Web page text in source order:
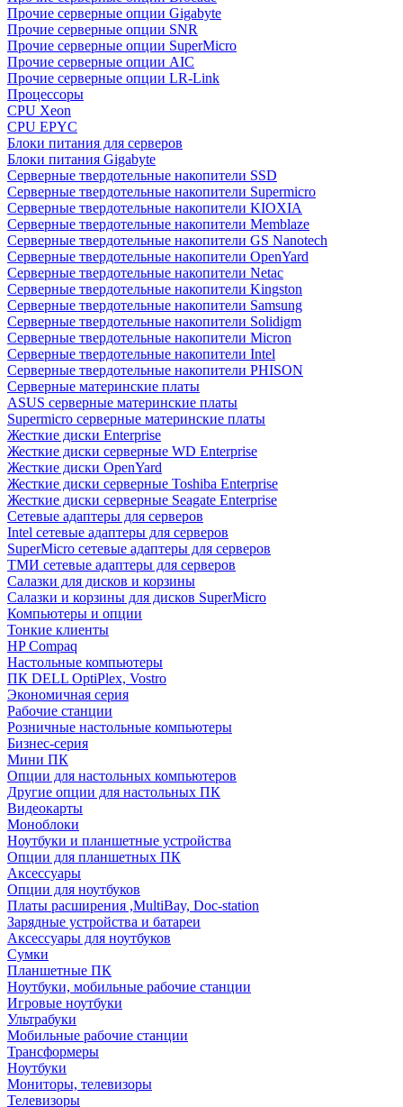
Прочие серверные опции Gigabyte
Прочие серверные опции SNR
Прочие серверные опции SuperMicro
Прочие серверные опции AIC
Прочие серверные опции LR-Link
Процессоры
CPU Xeon
CPU EPYC
Блоки питания для серверов
Блоки питания Gigabyte
Серверные твердотельные накопители SSD
Cерверные твердотельные накопители Supermicro
Cерверные твердотельные накопители KIOXIA
Cерверные твердотельные накопители Memblaze
Cерверные твердотельные накопители GS Nanotech
Серверные твердотельные накопители OpenYard
Серверные твердотельные накопители Netac
Cерверные твердотельные накопители Kingston
Cерверные твердотельные накопители Samsung
Cерверные твердотельные накопители Solidigm
Cерверные твердотельные накопители Micron
Cерверные твердотельные накопители Intel
Cерверные твердотельные накопители PHISON
Серверные материнские платы
ASUS серверные материнские платы
Supermicro серверные материнские платы
Жесткие диски Enterprise
Жесткие диски серверные WD Enterprise
Жесткие диски OpenYard
Жесткие диски серверные Toshiba Enterprise
Жесткие диски серверные Seagate Enterprise
Сетевые адаптеры для серверов
Intel сетевые адаптеры для серверов
SuperMicro сетевые адаптеры для серверов
ТМИ сетевые адаптеры для серверов
Салазки для дисков и корзины
Салазки и корзины для дисков SuperMicro
Компьютеры и опции
Тонкие клиенты
HP Compaq
Настольные компьютеры
ПК DELL OptiPlex, Vostro
Экономичная серия
Рабочие станции
Розничные настольные компьютеры
Бизнес-серия
Мини ПК
Опции для настольных компьютеров
Другие опции для настольных ПК
Видеокарты
Моноблоки
Ноутбуки и планшетные устройства
Опции для планшетных ПК
Аксессуары
Опции для ноутбуков
Платы расширения ,MultiBay, Doc-station
Зарядные устройства и батареи
Аксессуары для ноутбуков
Сумки
Планшетные ПК
Ноутбуки, мобильные рабочие станции
Игровые ноутбуки
Ультрабуки
Мобильные рабочие станции
Трансформеры
Ноутбуки
Мониторы, телевизоры
Телевизоры